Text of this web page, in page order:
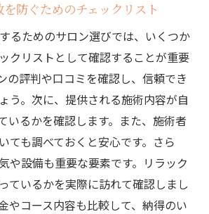
防ぐためのチェックリスト
るためのサロン選びでは、いくつか
クリストとして確認することが重要
の評判や口コミを確認し、信頼でき
う。次に、提供される施術内容が自
いるかを確認します。また、施術者
ても調べておくと安心です。さら
や設備も重要な要素です。リラック
ているかを実際に訪れて確認しまし
やコース内容も比較して、納得のい